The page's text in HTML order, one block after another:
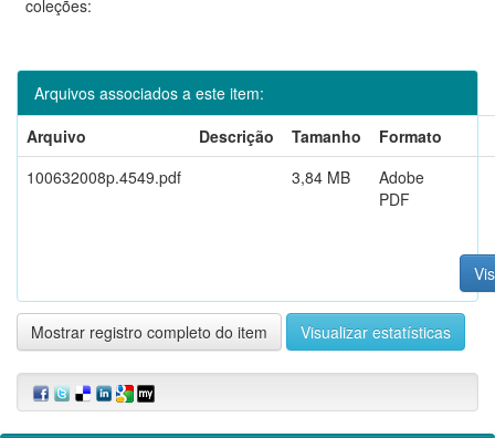
coleções:
Arquivos associados a este item:
Arquivo
Descrição Tamanho
Formato
100632008p.4549.pdf
3,84 MB
Adobe
PDF
Mostrar registro completo do item Visualizar estatísticas